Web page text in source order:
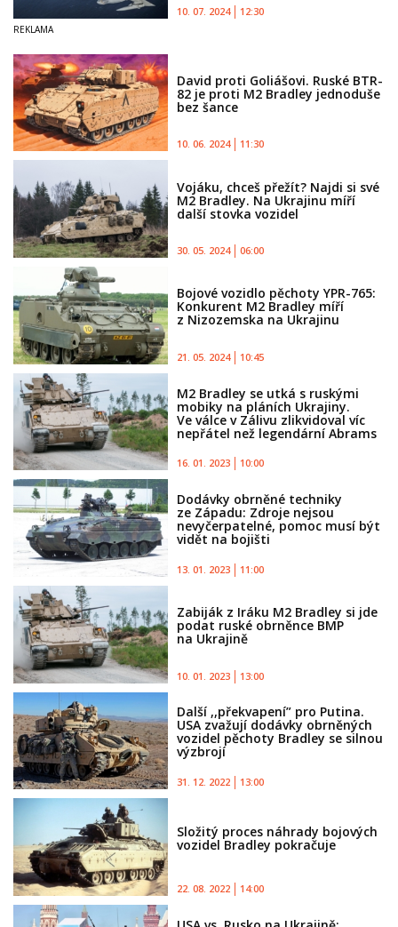
10. 07. 2024 12:30
David proti Goliášovi. Ruské BTR-
82 je proti M2 Bradley jednoduše
bez šance
10. 06. 2024 11:30
Vojáku, chceš přežít? Najdi si své
M2 Bradley. Na Ukrajinu míří
další stovka vozidel
30. 05. 2024 06:00
Bojové vozidlo pěchoty YPR-765:
Konkurent M2 Bradley míří
z Nizozemska na Ukrajinu
21. 05. 2024 10:45
M2 Bradley se utká s ruskými
mobiky na pláních Ukrajiny.
Ve válce v Zálivu zlikvidoval víc
nepřátel než legendární Abrams
16. 01. 2023 10:00
Dodávky obrněné techniky
ze Západu: Zdroje nejsou
nevyčerpatelné, pomoc musí být
vidět na bojišti
13. 01. 2023 11:00
Zabiják z Iráku M2 Bradley si jde
podat ruské obrněnce BMP
na Ukrajině
10. 01. 2023 13:00
Další ,,překvapení” pro Putina.
USA zvažují dodávky obrněných
vozidel pěchoty Bradley se silnou
výzbrojí
31. 12. 2022 13:00
Složitý proces náhrady bojových
vozidel Bradley pokračuje
22. 08. 2022 14:00